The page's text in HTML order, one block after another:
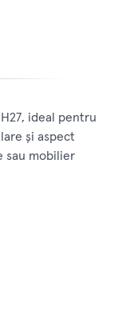
ideal pentru
și aspect
sau mobilier